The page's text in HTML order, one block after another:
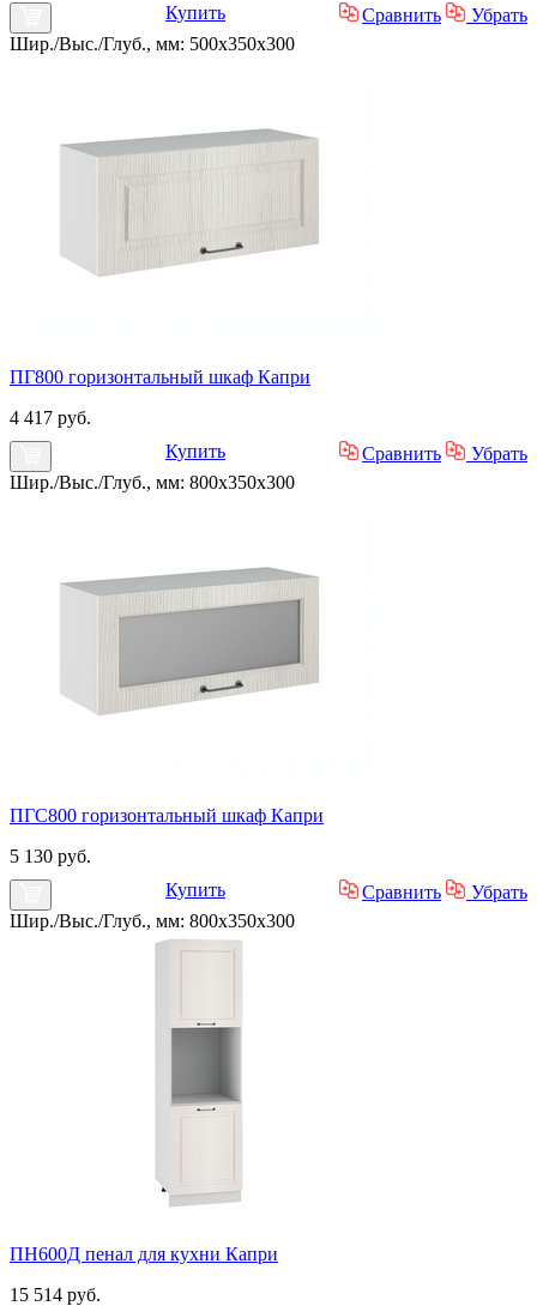
Купить
Сравнить
Убрать
Шир./Выс./Глуб., мм: 500x350x300
ПГ800 горизонтальный шкаф Капри
4 417 руб.
Купить
Сравнить
Убрать
Шир./Выс./Глуб., мм: 800x350x300
ПГС800 горизонтальный шкаф Капри
5 130 руб.
Купить
Сравнить
Убрать
Шир./Выс./Глуб., мм: 800x350x300
ПН600Д пенал для кухни Капри
15 514 руб.